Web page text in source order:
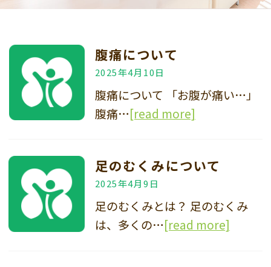
腹痛について
2025年4月10日
腹痛について 「お腹が痛い…」
腹痛…[read more]
足のむくみについて
2025年4月9日
足のむくみとは？ 足のむくみ
は、多くの…[read more]